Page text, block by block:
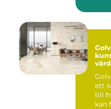
ett
till
kan